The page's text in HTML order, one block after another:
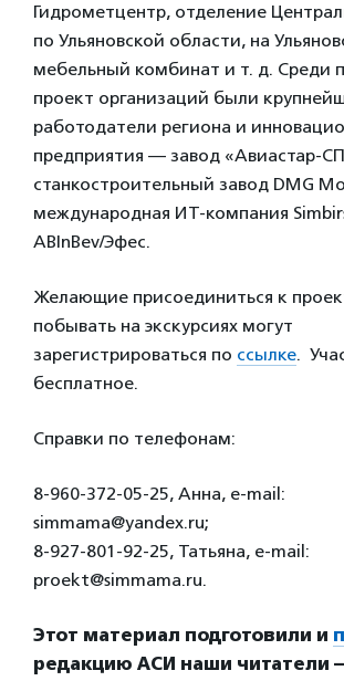
Гидрометцентр, отделение
по Ульяновской области, на
мебельный комбинат и т. д. Среди
проект организаций были
работодатели региона и
предприятия — завод «Авиастар-
станкостроительный завод DMG
международная ИТ-компания
ABInBev/Эфес.
Желающие присоединиться к
побывать на экскурсиях могут
зарегистрироваться по ссылке.
бесплатное.
Справки по телефонам:
8-960-372-05-25, Анна, e-mail:
simmama@yandex.ru;
8-927-801-92-25, Татьяна, e-mail:
proekt@simmama.ru.
Этот материал подготовили и
редакцию АСИ наши читатели